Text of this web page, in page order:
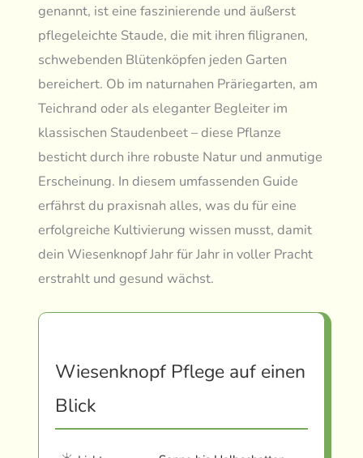
genannt, ist eine faszinierende und äußerst
pflegeleichte Staude, die mit ihren filigranen,
schwebenden Blütenköpfen jeden Garten
bereichert. Ob im naturnahen Präriegarten, am
Teichrand oder als eleganter Begleiter im
klassischen Staudenbeet – diese Pflanze
besticht durch ihre robuste Natur und anmutige
Erscheinung. In diesem umfassenden Guide
erfährst du praxisnah alles, was du für eine
erfolgreiche Kultivierung wissen musst, damit
dein Wiesenknopf Jahr für Jahr in voller Pracht
erstrahlt und gesund wächst.
Wiesenknopf Pflege auf einen
Blick